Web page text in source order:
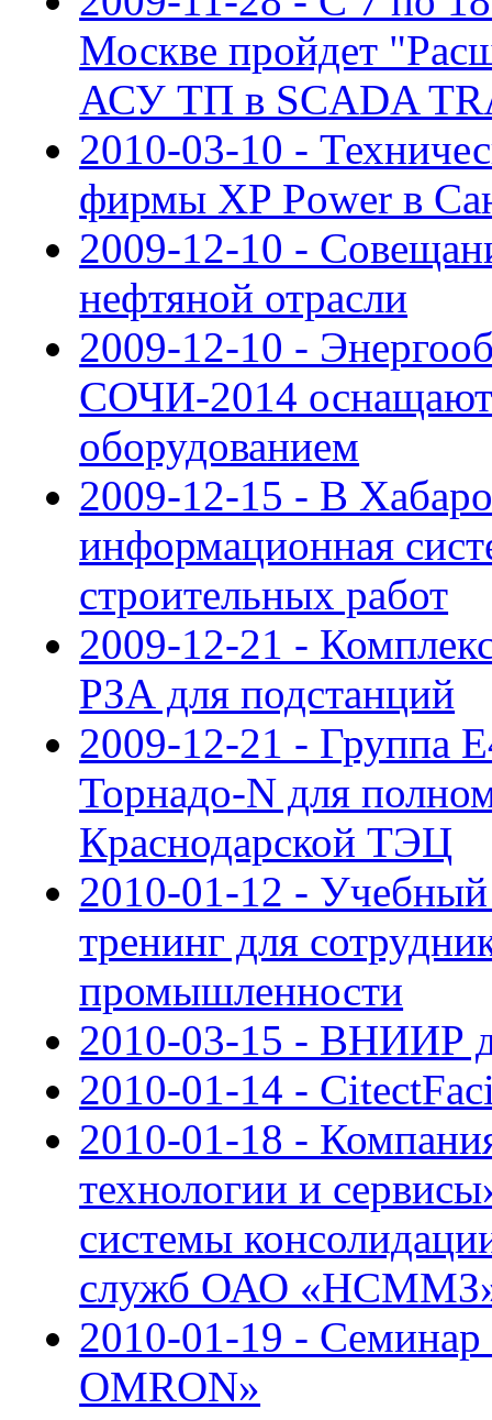
Москве пройдет
АСУ ТП в SCADA
2010-03-10 -
фирмы XP Power в
2009-12-10 -
нефтяной отрасли
2009-12-10 -
СОЧИ-2014
оборудованием
2009-12-15 - В
информационная
строительных работ
2009-12-21 -
РЗА для подстанций
2009-12-21 - Группа
Торнадо-N для
Краснодарской ТЭЦ
2010-01-12 -
тренинг для
промышленности
2010-03-15 - ВНИИР
2010-01-14 -
2010-01-18 -
технологии и
системы
служб ОАО
2010-01-19 - Семинар
OMRON»